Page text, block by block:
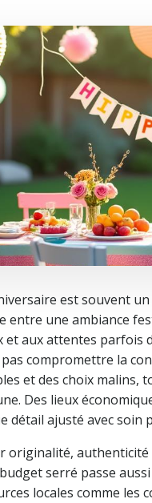
est souvent
entre une ambiance
et aux attentes
compromettre la
et des choix
Des lieux
détail ajusté avec soin
originalité,
serré passe
locales comme les